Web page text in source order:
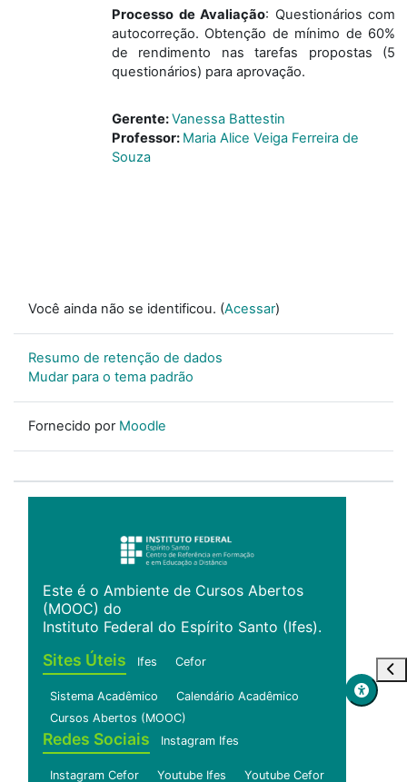
Processo de Avaliação: Questionários com
autocorreção. Obtenção de mínimo de 60%
de rendimento nas tarefas propostas (5
questionários) para aprovação.
Gerente:Vanessa Battestin
Professor: Maria Alice Veiga Ferreira de
Souza
Você ainda não se identificou. (Acessar)
Resumo de retenção de dados
Mudar para o tema padrão
Fornecido por Moodle
Este é o Ambiente de Cursos Abertos
(MOOC) do
Instituto Federal do Espírito Santo (Ifes).
Sites Úteis Ifes Cefor
Sistema Acadêmico
Calendário Acadêmico
Cursos Abertos (MOOC)
Redes Sociais Instagram Ifes
Instagram Cefor Youtube Ifes Youtube Cefor